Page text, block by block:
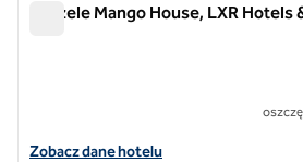
Seszele Mango House, LXR Hotels
Zobacz szczegóły hotelu dla Mango
Zobacz dane hotelu